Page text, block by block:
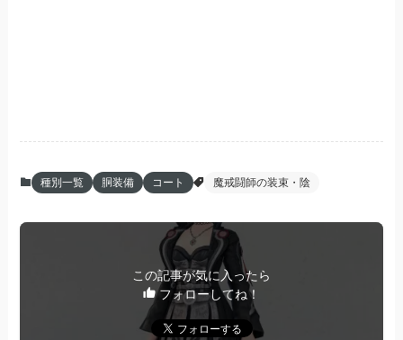
種別一覧 胴装備 コート 魔戒闘師の装束・陰
この記事が気に入ったら
フォローしてね！